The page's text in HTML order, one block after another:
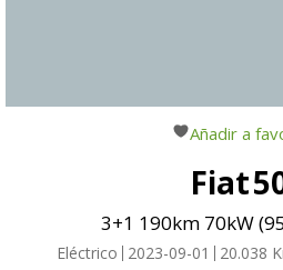
Añadir a
Fiat
3+1 190km 70kW
Eléctrico 2023-09-01 20.038